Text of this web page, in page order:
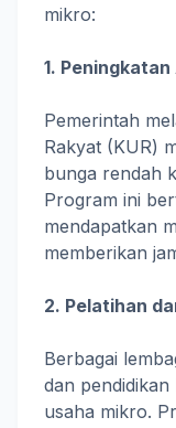
mikro:
1.
Pemerintah
Rakyat (KUR)
bunga rendah
Program ini
mendapatkan
memberikan
2. Pelatihan
Berbagai
dan
usaha mikro.